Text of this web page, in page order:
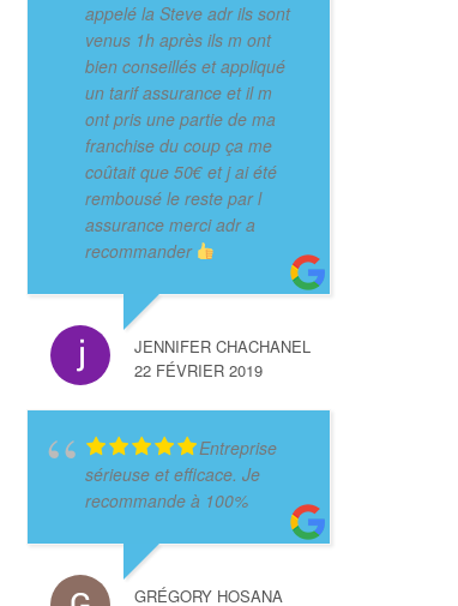
appelé la Steve adr ils sont
venus 1h après ils m ont
bien conseillés et appliqué
un tarif assurance et il m
ont pris une partie de ma
franchise du coup ça me
coûtait que 50€ et j ai été
rembousé le reste par l
assurance merci adr a
recommander
JENNIFER CHACHANEL
22 FÉVRIER 2019
Entreprise
sérieuse et efficace. Je
recommande à 100%
GRÉGORY HOSANA